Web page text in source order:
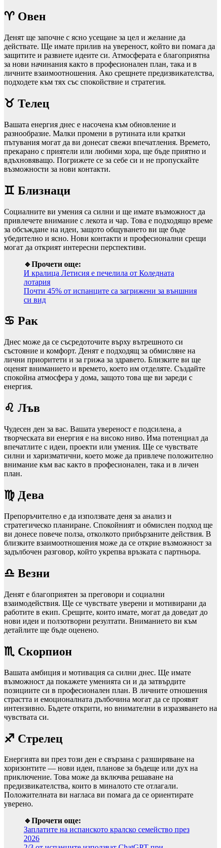
♈ Овен
Денят ще започне с ясно усещане за цел и желание да
действате. Ще имате прилив на увереност, който ви помага да
защитите и развиете идеите си. Атмосферата е благоприятна
за нови начинания както в професионален план, така и в
личните взаимоотношения. Ако срещнете предизвикателства,
подходете към тях със спокойствие и стратегия.
♉ Телец
Вашата енергия днес е насочена към обновление и
разнообразие. Малки промени в рутината или кратки
пътувания могат да ви донесат свежи впечатления. Времето,
прекарано с приятели или любими хора, ще бъде приятно и
вдъхновяващо. Погрижете се за себе си и не пропускайте
възможности за нови контакти.
♊ Близнаци
Социалните ви умения са силни и ще имате възможност да
привлечете внимание с лекота и чар. Това е подходящо време
за обсъждане на идеи, защото общуването ви ще бъде
убедително и ясно. Нови контакти и професионални срещи
могат да открият интересни перспективи.
🔹Прочети още:
И кралица Летисия е печелила от Коледната
лотария
Почти 45% от испанците са загрижени за външния
си вид
♋ Рак
Днес може да се съсредоточите върху вътрешното си
състояние и комфорт. Денят е подходящ за обмисляне на
лични приоритети и за грижа за здравето. Близките ви ще
оценят вниманието и времето, което им отделяте. Създайте
спокойна атмосфера у дома, защото това ще ви зареди с
енергия.
♌ Лъв
Чудесен ден за вас. Вашата увереност е подсилена, а
творческата ви енергия е на високо ниво. Има потенциал да
впечатлите с идеи, проекти или умения. Ще се чувствате
силни и харизматични, което може да привлече положително
внимание към вас както в професионален, така и в личен
план.
♍ Дева
Препоръчително е да използвате деня за анализ и
стратегическо планиране. Спокойният и обмислен подход ще
ви донесе повече полза, отколкото прибързаните действия. В
близките взаимоотношения може да се открие възможност за
задълбочен разговор, който укрепва връзката с партньора.
♎ Везни
Денят е благоприятен за преговори и социални
взаимодействия. Ще се чувствате уверени и мотивирани да
работите в екип. Срещите, които имате, могат да доведат до
нови идеи и ползотворни резултати. Вниманието ви към
детайлите ще бъде оценено.
♏ Скорпион
Вашата амбиция и мотивация са силни днес. Ще имате
възможност да покажете уменията си и да затвърдите
позициите си в професионален план. В личните отношения
страстта и емоционалната дълбочина могат да се проявят
интензивно. Бъдете открити, но внимателни в изразяването на
чувствата си.
♐ Стрелец
Енергията ви през този ден е свързана с разширяване на
хоризонтите — нови идеи, планове за бъдеще или дух на
приключение. Това може да включва решаване на
предизвикателства, които в миналото сте отлагали.
Положителната ви нагласа ви помага да се ориентирате
уверено.
🔹Прочети още:
Заплатите на испанското кралско семейство през
2026